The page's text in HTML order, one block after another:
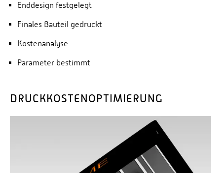
Enddesign festgelegt
Finales Bauteil gedruckt
Kostenanalyse
Parameter bestimmt
DRUCKKOSTENOPTIMIERUNG